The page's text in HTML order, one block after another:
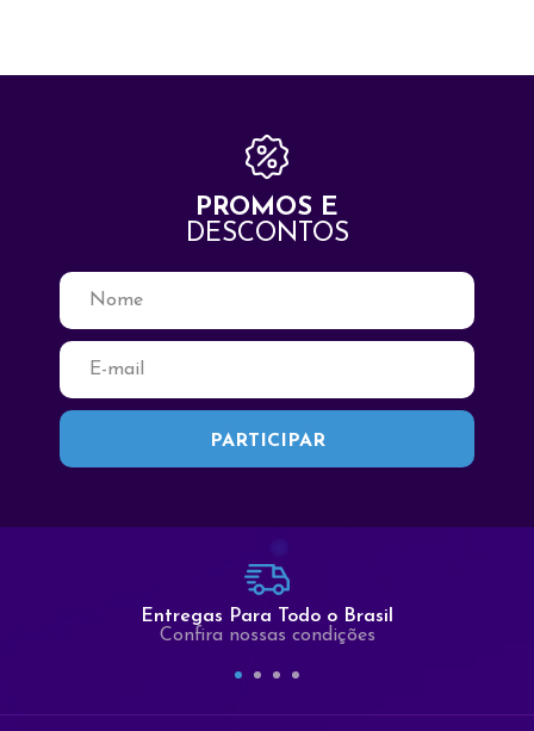
PROMOS E
DESCONTOS
Entregas Para Todo o Brasil
Confira nossas condições
Comercial
Comercial